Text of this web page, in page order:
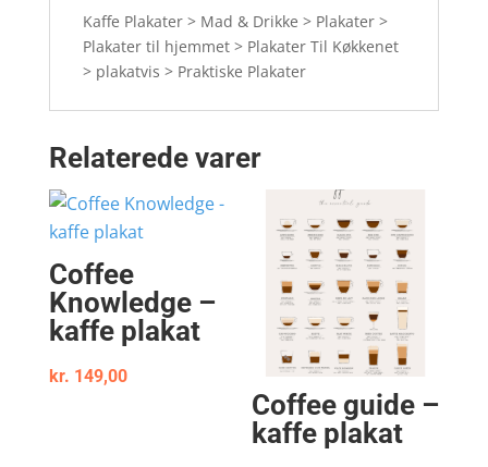
Kaffe Plakater > Mad & Drikke > Plakater >
Plakater til hjemmet > Plakater Til Køkkenet
> plakatvis > Praktiske Plakater
Relaterede varer
Coffee
Knowledge –
kaffe plakat
kr. 149,00
Coffee guide –
kaffe plakat